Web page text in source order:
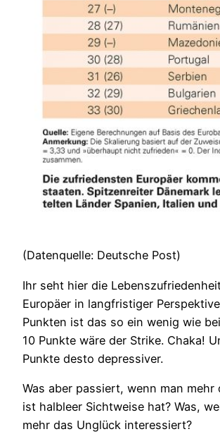
(Datenquelle: Deutsche Post)
Ihr seht hier die
Europäer in langfristiger
Punkten ist das so ein wenig wie
10 Punkte wäre der Strike. Chaka!
Punkte desto depressiver.
Was aber passiert, wenn man mehr
ist halbleer Sichtweise hat? Was,
mehr das Unglück interessiert?